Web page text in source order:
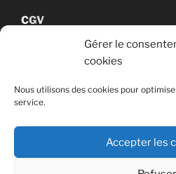
Gérer le
cookies
Nous utilisons des cookies pour
service.
Accepter les
CGV
RGPD